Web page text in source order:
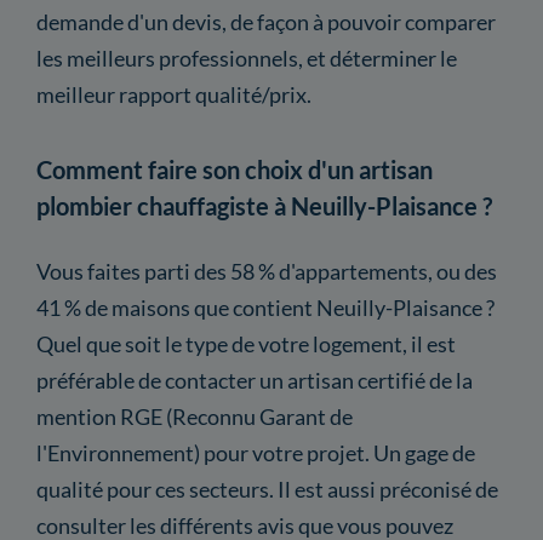
demande d'un devis, de façon à pouvoir comparer
les meilleurs professionnels, et déterminer le
meilleur rapport qualité/prix.
Comment faire son choix d'un artisan
plombier chauffagiste à Neuilly-Plaisance ?
Vous faites parti des 58 % d'appartements, ou des
41 % de maisons que contient Neuilly-Plaisance ?
Quel que soit le type de votre logement, il est
préférable de contacter un artisan certifié de la
mention RGE (Reconnu Garant de
l'Environnement) pour votre projet. Un gage de
qualité pour ces secteurs. Il est aussi préconisé de
consulter les différents avis que vous pouvez